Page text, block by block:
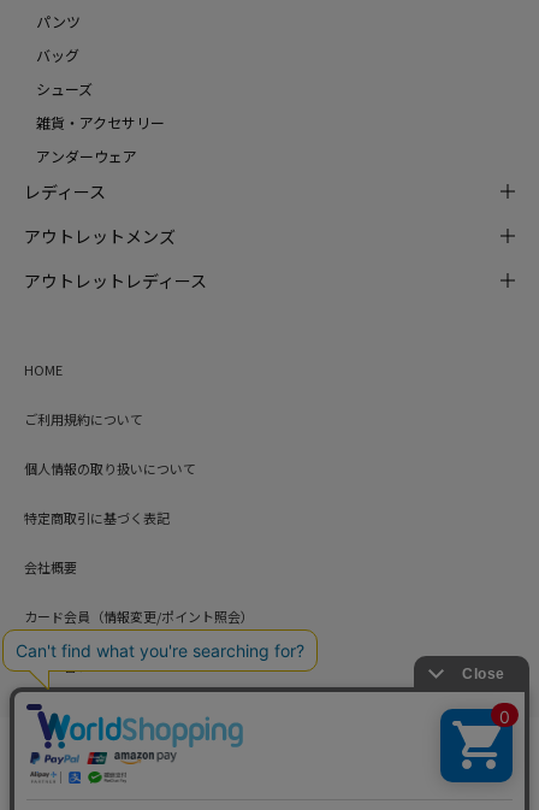
パンツ
バッグ
シューズ
雑貨・アクセサリー
アンダーウェア
レディース
アウトレットメンズ
アウトレットレディース
HOME
ご利用規約について
個人情報の取り扱いについて
特定商取引に基づく表記
会社概要
カード会員（情報変更/ポイント照会）